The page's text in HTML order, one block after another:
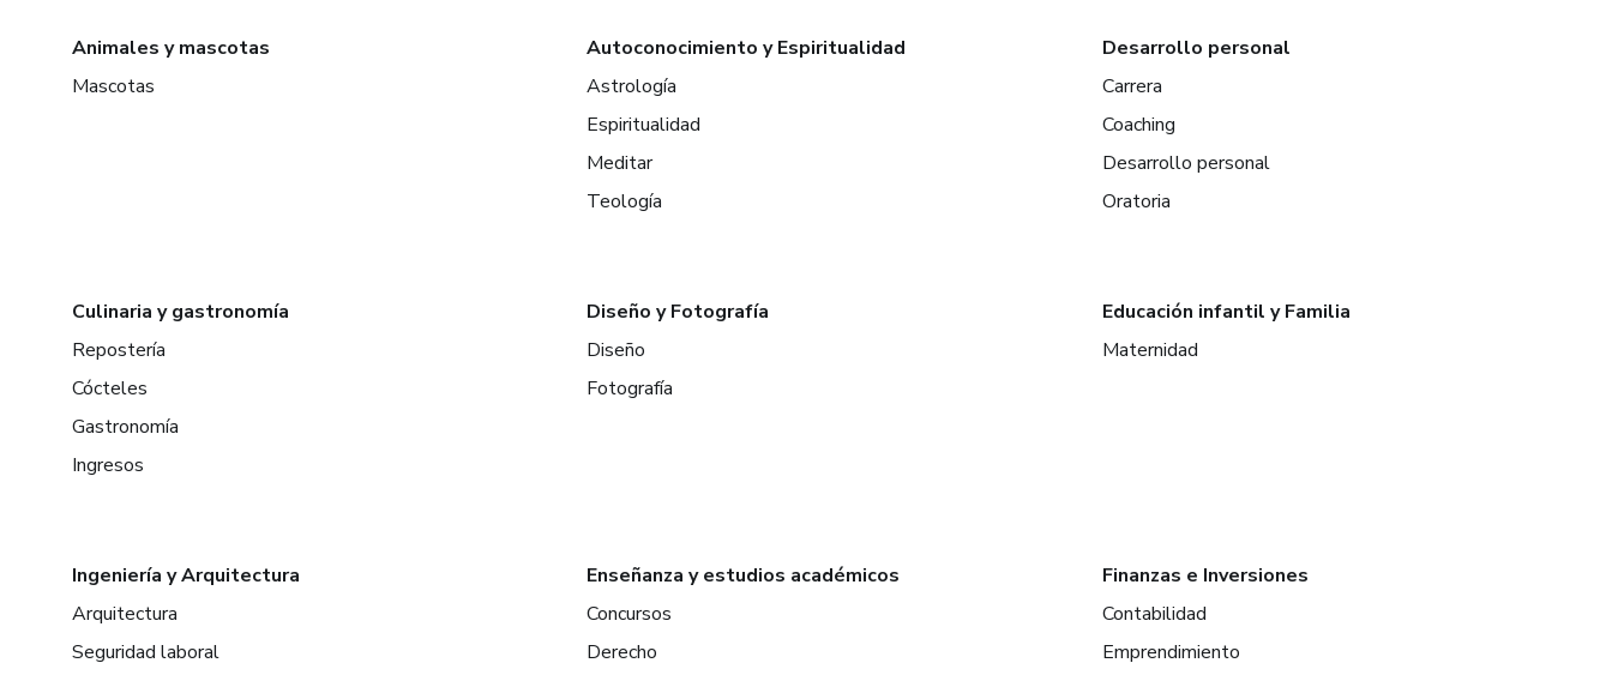
Animales y mascotas
Mascotas
Autoconocimiento y Espiritualidad
Astrología
Espiritualidad
Meditar
Teología
Desarrollo personal
Carrera
Coaching
Desarrollo personal
Oratoria
Culinaria y gastronomía
Repostería
Cócteles
Gastronomía
Ingresos
Diseño y Fotografía
Diseño
Fotografía
Educación infantil y Familia
Maternidad
Ingeniería y Arquitectura
Arquitectura
Seguridad laboral
Enseñanza y estudios académicos
Concursos
Derecho
Finanzas e Inversiones
Contabilidad
Emprendimiento